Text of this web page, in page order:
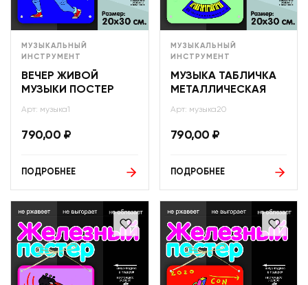
МУЗЫКАЛЬНЫЙ
ИНСТРУМЕНТ
ВЕЧЕР ЖИВОЙ
МУЗЫКИ ПОСТЕР
Арт: музыка1
790,00 ₽
ПОДРОБНЕЕ
МУЗЫКАЛЬНЫЙ
ИНСТРУМЕНТ
МУЗЫКА ТАБЛИЧКА
МЕТАЛЛИЧЕСКАЯ
Арт: музыка20
790,00 ₽
ПОДРОБНЕЕ